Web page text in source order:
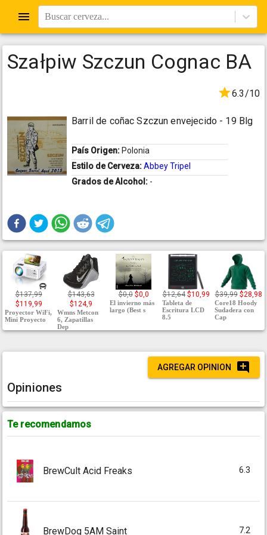
Buscar cerveza...
Szałpiw Szczun Cognac BA
6.3/10
Barril de coñac Szczun envejecido - 19 Blg
País Origen: Polonia
Estilo de Cerveza:Abbey Tripel
Grados de Alcohol: -
$137,99
$119,99
Proyector WiFi,
Mini Proyecto
$143,63
$124,9
Wmns Metcon
6, Zapatillas
Dep
$0,0 $0,0
El invierno más
largo (Best s
$12,64 $10,99
Tableta de
Escritura LCD
8.5
$39,99 $28,98
Core18 Hoody
Sudadera con
Cap
AGREGAR OPINION
Opiniones
Te recomendamos
BrewCult Acid Freaks 6.3
BrewDog 5AM Saint 7.2